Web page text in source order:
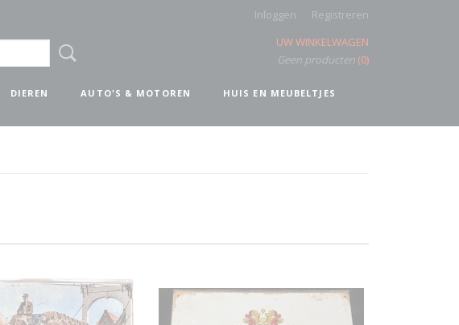
Inloggen
Registreren
UW WINKELWAGEN
Geen producten (0)
DIEREN AUTO'S & MOTOREN HUIS EN MEUBELTJES